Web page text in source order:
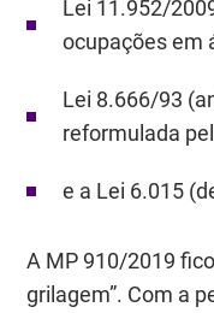
Lei 11.952/
ocupações em
Lei 8.666/93
reformulada
e a Lei 6.015
A MP 910/2019
grilagem”. Com a